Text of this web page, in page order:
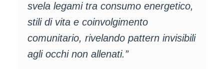
svela legami tra consumo energetico,
stili di vita e coinvolgimento
comunitario, rivelando pattern invisibili
agli occhi non allenati.”